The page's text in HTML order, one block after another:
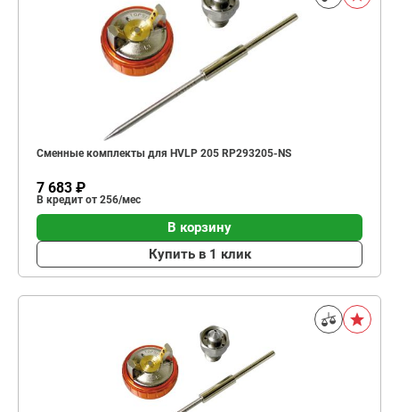
Сменные комплекты для HVLP 205 RP293205-NS
7 683 ₽
В кредит от 256/мес
В корзину
Купить в 1 клик